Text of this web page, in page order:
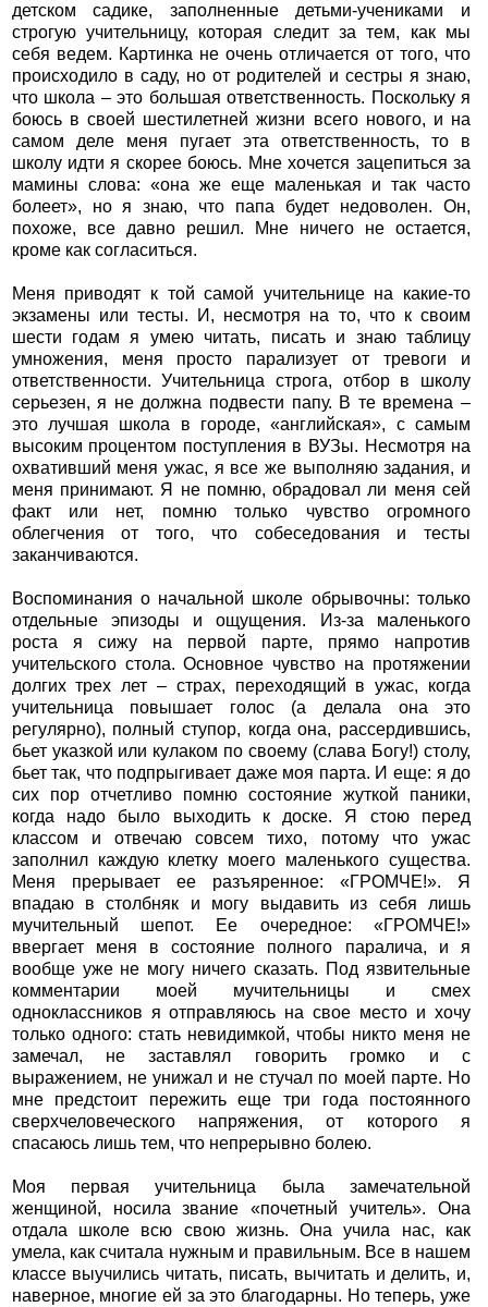
детском садике, заполненные детьми-учениками и
строгую учительницу, которая следит за тем, как мы
себя ведем. Картинка не очень отличается от того, что
происходило в саду, но от родителей и сестры я знаю,
что школа – это большая ответственность. Поскольку я
боюсь в своей шестилетней жизни всего нового, и на
самом деле меня пугает эта ответственность, то в
школу идти я скорее боюсь. Мне хочется зацепиться за
мамины слова: «она же еще маленькая и так часто
болеет», но я знаю, что папа будет недоволен. Он,
похоже, все давно решил. Мне ничего не остается,
кроме как согласиться.
Меня приводят к той самой учительнице на какие-то
экзамены или тесты. И, несмотря на то, что к своим
шести годам я умею читать, писать и знаю таблицу
умножения, меня просто парализует от тревоги и
ответственности. Учительница строга, отбор в школу
серьезен, я не должна подвести папу. В те времена –
это лучшая школа в городе, «английская», с самым
высоким процентом поступления в ВУЗы. Несмотря на
охвативший меня ужас, я все же выполняю задания, и
меня принимают. Я не помню, обрадовал ли меня сей
факт или нет, помню только чувство огромного
облегчения от того, что собеседования и тесты
заканчиваются.
Воспоминания о начальной школе обрывочны: только
отдельные эпизоды и ощущения. Из-за маленького
роста я сижу на первой парте, прямо напротив
учительского стола. Основное чувство на протяжении
долгих трех лет – страх, переходящий в ужас, когда
учительница повышает голос (а делала она это
регулярно), полный ступор, когда она, рассердившись,
бьет указкой или кулаком по своему (слава Богу!) столу,
бьет так, что подпрыгивает даже моя парта. И еще: я до
сих пор отчетливо помню состояние жуткой паники,
когда надо было выходить к доске. Я стою перед
классом и отвечаю совсем тихо, потому что ужас
заполнил каждую клетку моего маленького существа.
Меня прерывает ее разъяренное: «ГРОМЧЕ!». Я
впадаю в столбняк и могу выдавить из себя лишь
мучительный шепот. Ее очередное: «ГРОМЧЕ!»
ввергает меня в состояние полного паралича, и я
вообще уже не могу ничего сказать. Под язвительные
комментарии моей мучительницы и смех
одноклассников я отправляюсь на свое место и хочу
только одного: стать невидимкой, чтобы никто меня не
замечал, не заставлял говорить громко и с
выражением, не унижал и не стучал по моей парте. Но
мне предстоит пережить еще три года постоянного
сверхчеловеческого напряжения, от которого я
спасаюсь лишь тем, что непрерывно болею.
Моя первая учительница была замечательной
женщиной, носила звание «почетный учитель». Она
отдала школе всю свою жизнь. Она учила нас, как
умела, как считала нужным и правильным. Все в нашем
классе выучились читать, писать, вычитать и делить, и,
наверное, многие ей за это благодарны. Но теперь, уже